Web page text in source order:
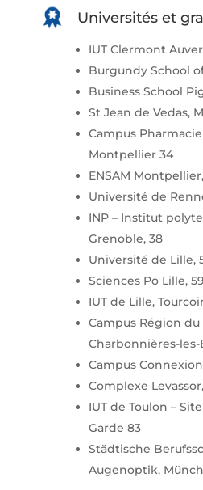
Universités et
IUT Clermont
Burgundy School
Business School
St Jean de Vedas,
Campus
Montpellier 34
ENSAM
Université de
INP – Institut
Grenoble, 38
Université de Lille,
Sciences Po Lille, 59
IUT de Lille,
Campus Région
Charbonnières-les-
Campus
Complexe
IUT de Toulon –
Garde 83
Städtische
Augenoptik,